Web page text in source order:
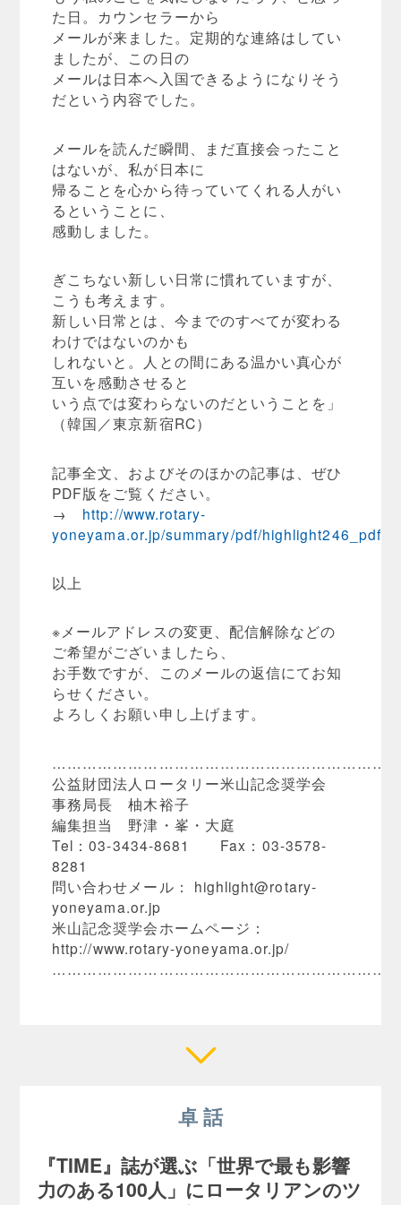
た日。カウンセラーから
メールが来ました。定期的な連絡はしてい
ましたが、この日の
メールは日本へ入国できるようになりそう
だという内容でした。
メールを読んだ瞬間、まだ直接会ったこと
はないが、私が日本に
帰ることを心から待っていてくれる人がい
るということに、
感動しました。
ぎこちない新しい日常に慣れていますが、
こうも考えます。
新しい日常とは、今までのすべてが変わる
わけではないのかも
しれないと。人との間にある温かい真心が
互いを感動させると
いう点では変わらないのだということを」
（韓国／東京新宿RC）
記事全文、およびそのほかの記事は、ぜひ
PDF版をご覧ください。
→ http://www.rotary-
yoneyama.or.jp/summary/pdf/
以上
※メールアドレスの変更、配信解除などの
ご希望がございましたら、
お手数ですが、このメールの返信にてお知
らせください。
よろしくお願い申し上げます。
公益財団法人ロータリー米山記念奨学会
事務局長 柚木裕子
編集担当 野津・峯・大庭
Tel：03-3434-8681 Fax：03-3578-
8281
問い合わせメール： highlight@rotary-
yoneyama.or.jp
米山記念奨学会ホームページ：
http://www.rotary-yoneyama.or.jp/
卓 話
『TIME』誌が選ぶ「世界で最も影響
力のある100人」にロータリアンのツ